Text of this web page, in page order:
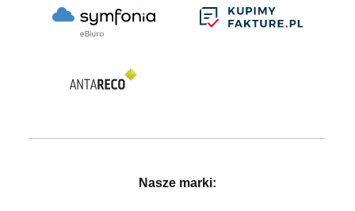
Nasze marki: